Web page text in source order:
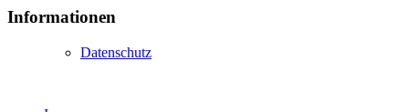
Informationen
Datenschutz